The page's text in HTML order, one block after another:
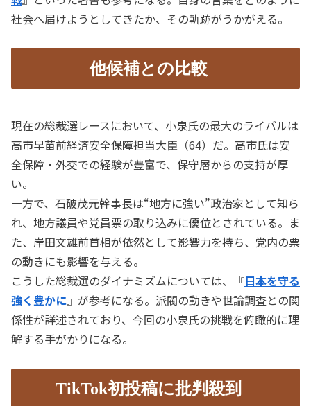
社会へ届けようとしてきたか、その軌跡がうかがえる。
他候補との比較
現在の総裁選レースにおいて、小泉氏の最大のライバルは
高市早苗前経済安全保障担当大臣（64）だ。高市氏は安
全保障・外交での経験が豊富で、保守層からの支持が厚
い。
一方で、石破茂元幹事長は“地方に強い”政治家として知ら
れ、地方議員や党員票の取り込みに優位とされている。ま
た、岸田文雄前首相が依然として影響力を持ち、党内の票
の動きにも影響を与える。
こうした総裁選のダイナミズムについては、『日本を守る
強く豊かに』が参考になる。派閥の動きや世論調査との関
係性が詳述されており、今回の小泉氏の挑戦を俯瞰的に理
解する手がかりになる。
TikTok初投稿に批判殺到